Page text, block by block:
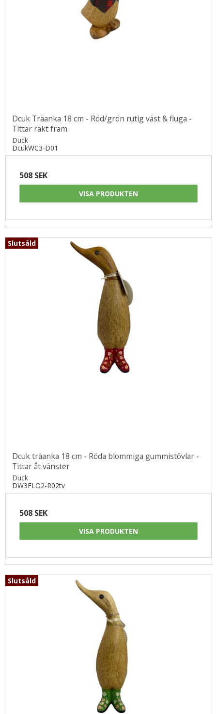
Dcuk Träanka 18 cm - Röd/grön rutig väst & fluga -
Tittar rakt fram
Duck
DcukWC3-D01
508 SEK
VISA PRODUKTEN
Slutsåld
Dcuk träanka 18 cm - Röda blommiga gummistövlar -
Tittar åt vänster
Duck
DW3FLO2-R02tv
508 SEK
VISA PRODUKTEN
Slutsåld